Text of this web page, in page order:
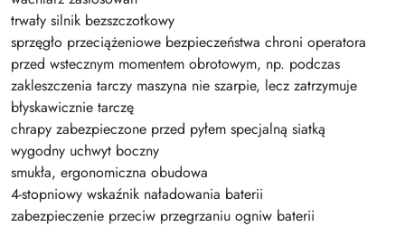
trwały silnik bezszczotkowy
sprzęgło przeciążeniowe bezpieczeństwa chroni operatora
przed wstecznym momentem obrotowym, np. podczas
zakleszczenia tarczy maszyna nie szarpie, lecz zatrzymuje
błyskawicznie tarczę
chrapy zabezpieczone przed pyłem specjalną siatką
wygodny uchwyt boczny
smukła, ergonomiczna obudowa
4-stopniowy wskaźnik naładowania baterii
zabezpieczenie przeciw przegrzaniu ogniw baterii